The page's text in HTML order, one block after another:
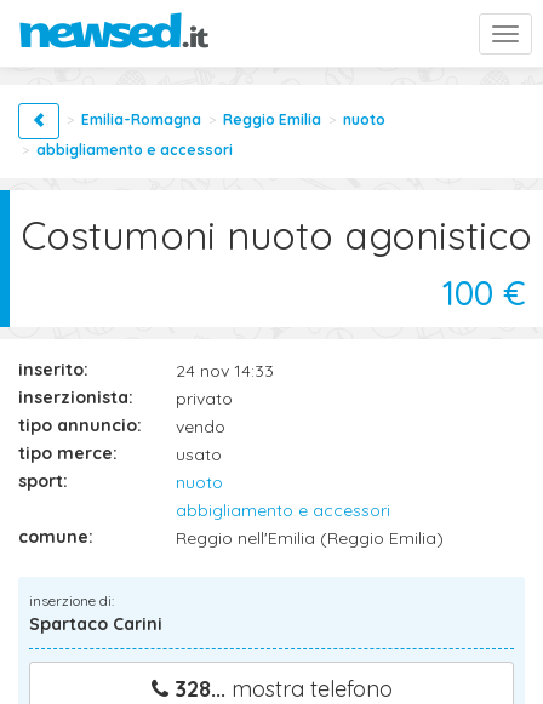
Emilia-Romagna Reggio Emilia
nuoto
abbigliamento e accessori
Costumoni nuoto agonistico
100 €
inserito:
24 nov 14:33
inserzionista:
privato
tipo annuncio:
vendo
tipo merce:
usato
sport:
nuoto
abbigliamento e accessori
comune:
Reggio nell'Emilia (Reggio Emilia)
inserzione di:
Spartaco Carini
328... mostra telefono